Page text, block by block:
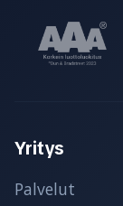
Yritys
Palvelut